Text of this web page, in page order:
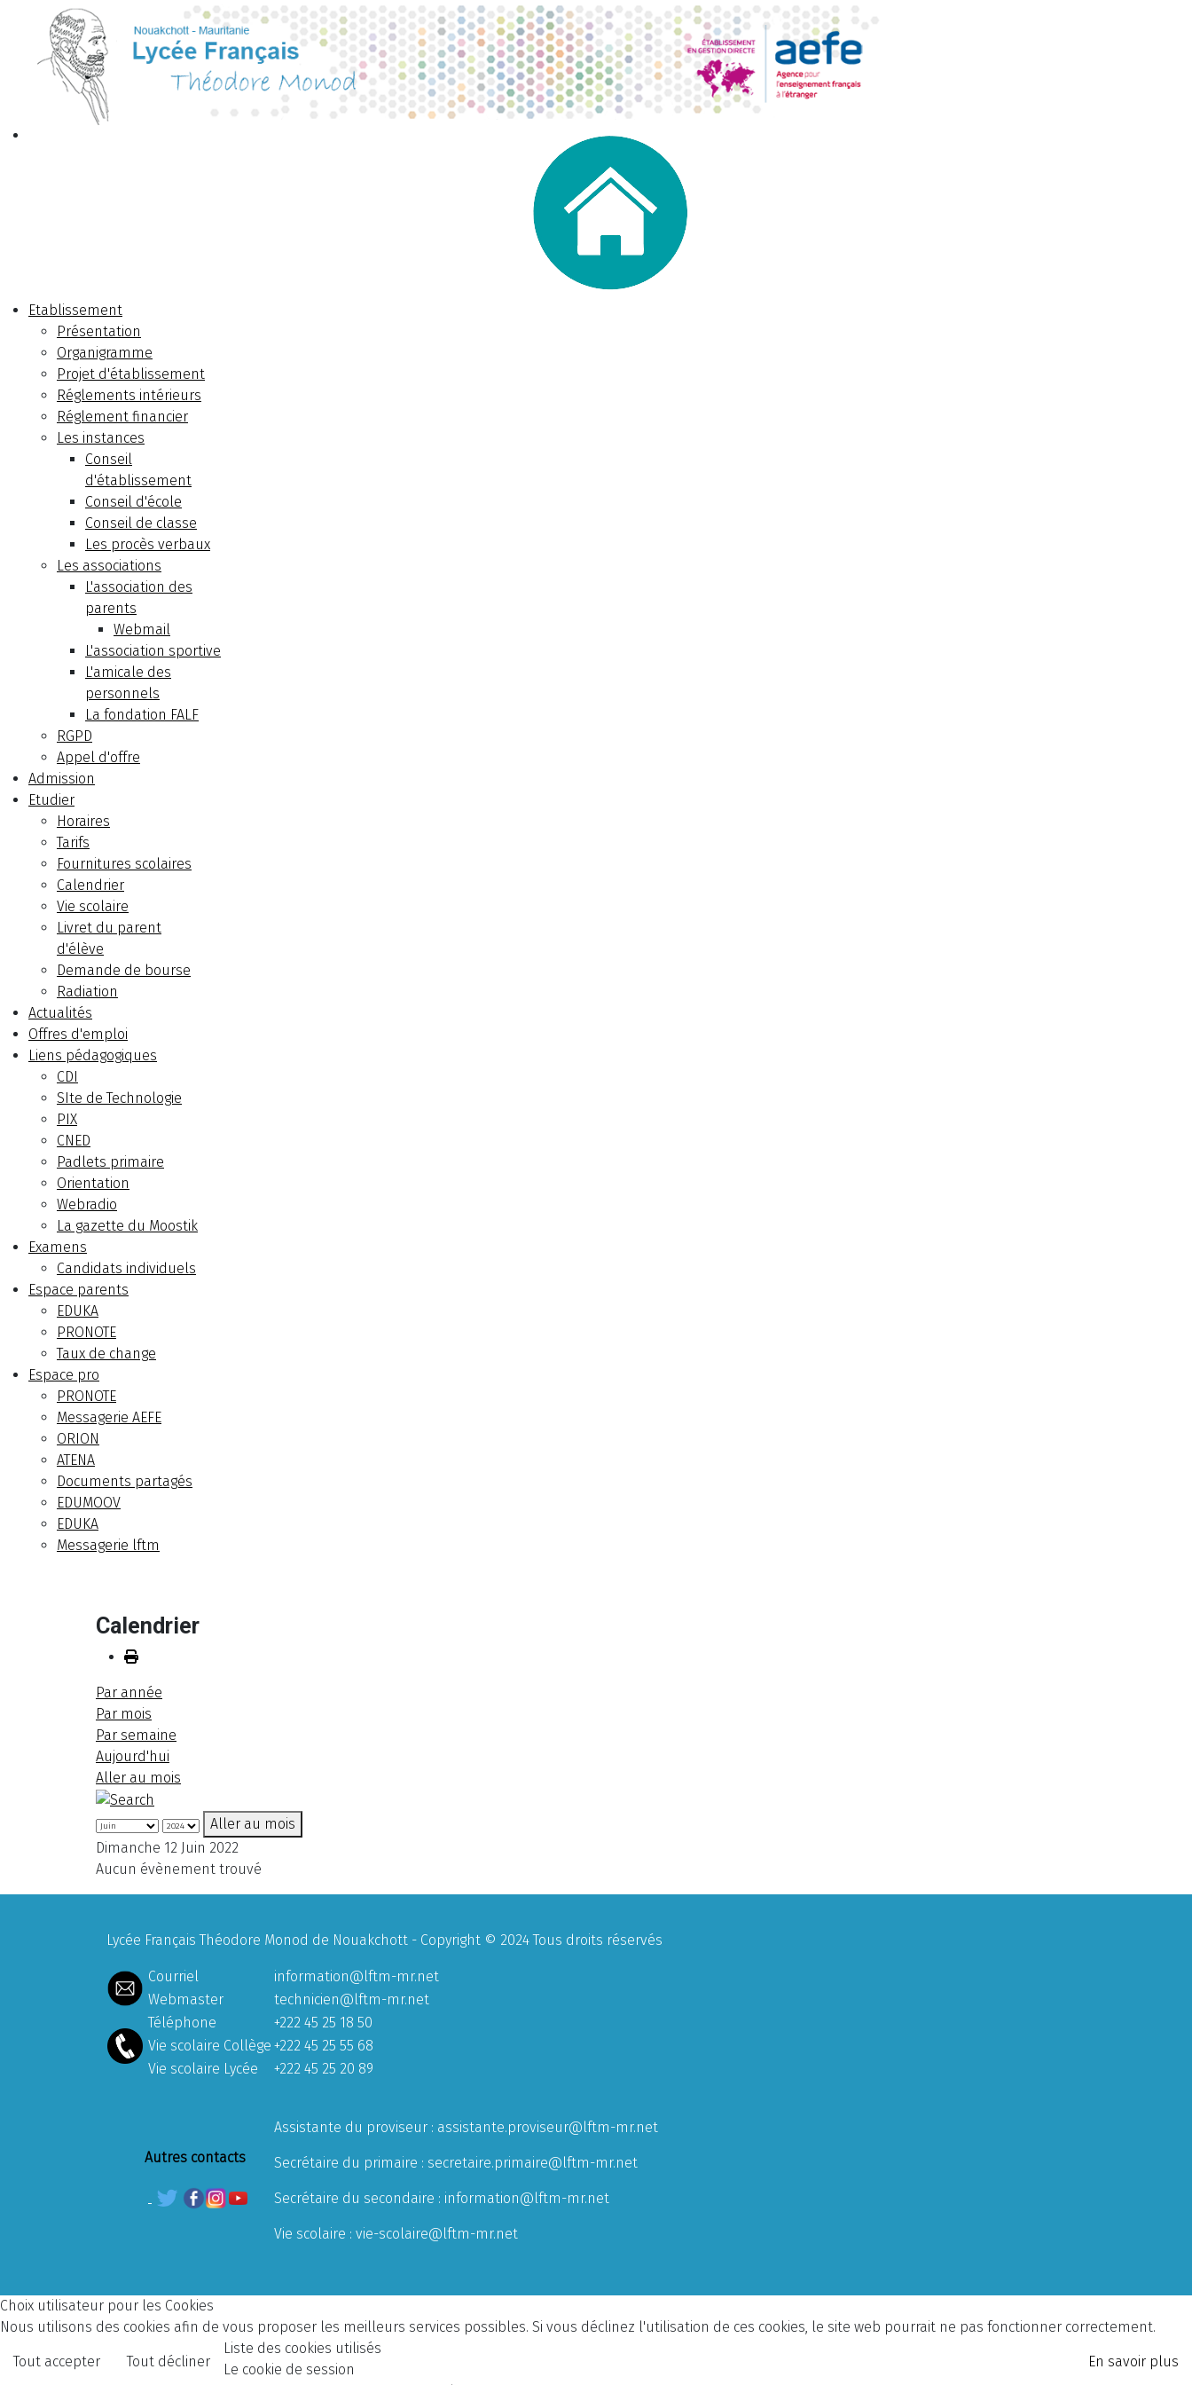
Etablissement
Présentation
Organigramme
Projet d'établissement
Réglements intérieurs
Réglement financier
Les instances
Conseil
d'établissement
Conseil d'école
Conseil de classe
Les procès verbaux
Les associations
L'association des
parents
Webmail
L'association sportive
L'amicale des
personnels
La fondation FALF
RGPD
Appel d'offre
Admission
Etudier
Horaires
Tarifs
Fournitures scolaires
Calendrier
Vie scolaire
Livret du parent
d'élève
Demande de bourse
Radiation
Actualités
Offres d'emploi
Liens pédagogiques
CDI
SIte de Technologie
PIX
CNED
Padlets primaire
Orientation
Webradio
La gazette du Moostik
Examens
Candidats individuels
Espace parents
EDUKA
PRONOTE
Taux de change
Espace pro
PRONOTE
Messagerie AEFE
ORION
ATENA
Documents partagés
EDUMOOV
EDUKA
Messagerie lftm
Calendrier
Par année
Par mois
Par semaine
Aujourd'hui
Aller au mois
Aller au mois
Dimanche 12 Juin 2022
Aucun évènement trouvé
Lycée Français Théodore Monod de Nouakchott - Copyright © 2024 Tous droits réservés
Courriel
information@lftm-mr.net
Webmaster
technicien@lftm-mr.net
Téléphone
+222 45 25 18 50
Vie scolaire Collège +222 45 25 55 68
Vie scolaire Lycée
+222 45 25 20 89
Autres contacts
Assistante du proviseur : assistante.proviseur@lftm-mr.net
Secrétaire du primaire : secretaire.primaire@lftm-mr.net
Secrétaire du secondaire : information@lftm-mr.net
Vie scolaire : vie-scolaire@lftm-mr.net
Choix utilisateur pour les Cookies
Nous utilisons des cookies afin de vous proposer les meilleurs services possibles. Si vous déclinez l'utilisation de ces cookies, le site web pourrait ne pas fonctionner correctement.
Tout accepter Tout décliner En savoir plus
Liste des cookies utilisés
Le cookie de session